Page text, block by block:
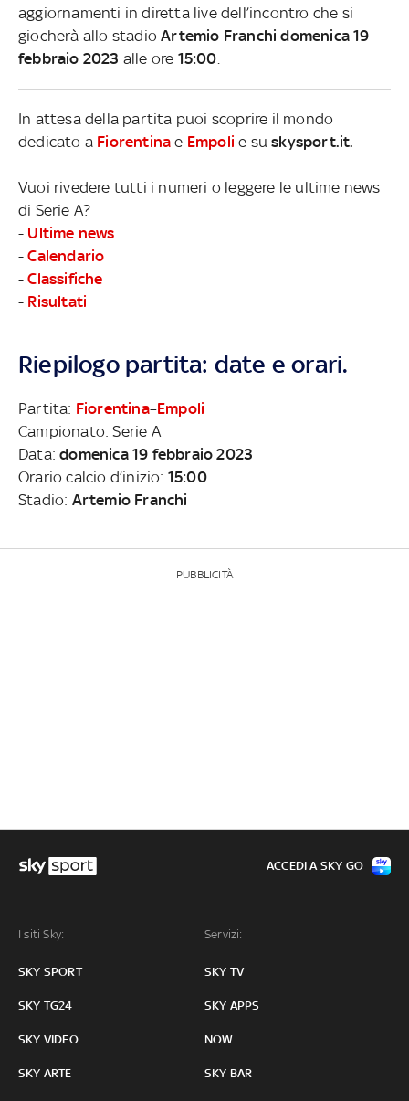
aggiornamenti in diretta live dell’incontro che si
giocherà allo stadioArtemio Franchi domenica 19
febbraio 2023 alle ore 15:00
In attesa della partita puoi scoprire il mondo
dedicato a Fiorentina e Empoli e suskysport.it.
Vuoi rivedere tutti i numeri o leggere le ultime news
di Serie A?
- Ultime news
-Calendario
-Classifiche
- Risultati
Riepilogo partita: date e orari.
Partita: Fiorentina–Empoli
Campionato: Serie A
Data:domenica 19 febbraio 2023
Orario calcio d’inizio: 15:00
Stadio: Artemio Franchi
PUBBLICITÀ
I siti Sky:
SKY SPORT
SKY TG24
SKY VIDEO
SKY ARTE
Servizi:
SKY TV
SKY APPS
NOW
SKY BAR
ACCEDI A SKY GO